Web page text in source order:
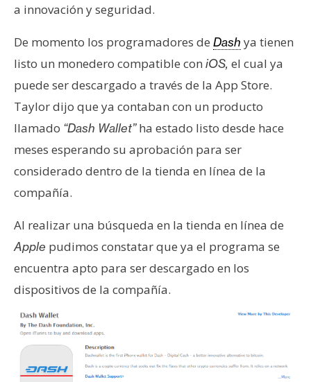
a innovación y seguridad.
De momento los programadores de Dash ya tienen
listo un monedero compatible con iOS, el cual ya
puede ser descargado a través de la App Store.
Taylor dijo que ya contaban con un producto
llamado “Dash Wallet”ha estado listo desde hace
meses esperando su aprobación para ser
considerado dentro de la tienda en línea de la
compañía.
Al realizar una búsqueda en la tienda en línea de
Apple pudimos constatar que ya el programa se
encuentra apto para ser descargado en los
dispositivos de la compañía.